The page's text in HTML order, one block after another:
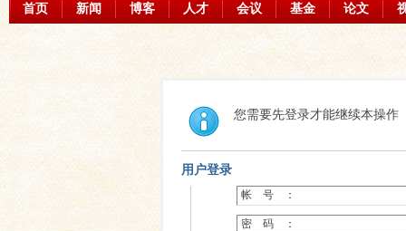
首页 新闻 博客 人才 会议 基金 论文
您需要先登录才能继续本操作
用户登录
帐 号 ：
密 码 ：